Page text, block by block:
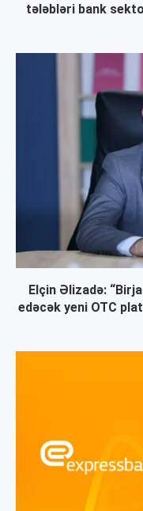
tələbləri bank
Elçin Əlizadə:
edəcək yeni OTC